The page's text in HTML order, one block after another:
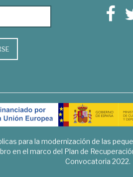
para la modernización de las
en el marco del Plan de
Convocatoria 2022.